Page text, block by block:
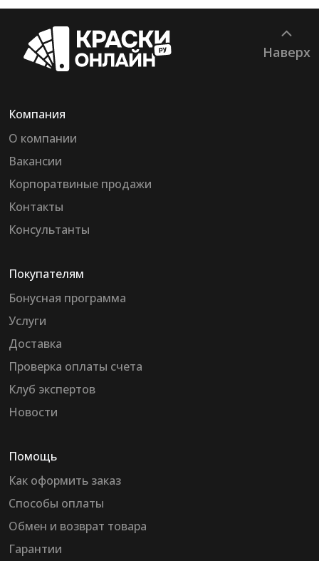
Наверх
Компания
О компании
Вакансии
Корпоратвиные продажи
Контакты
Консультанты
Покупателям
Бонусная программа
Услуги
Доставка
Проверка оплаты счета
Клуб экспертов
Новости
Помощь
Как оформить заказ
Способы оплаты
Обмен и возврат товара
Гарантии